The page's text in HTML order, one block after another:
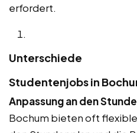
erfordert.
Unterschiede
Studentenjobs in
Anpassung an den
Bochum bieten oft